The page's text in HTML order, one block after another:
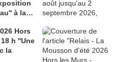
à la
Hors
la